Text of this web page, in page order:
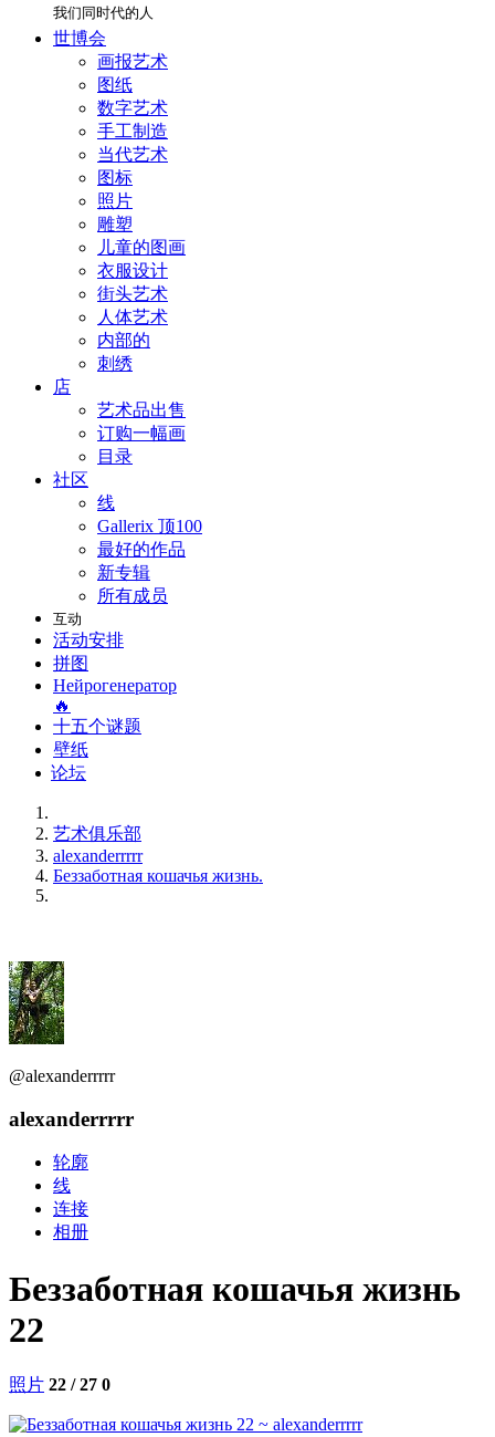
我们同时代的人
世博会
画报艺术
图纸
数字艺术
手工制造
当代艺术
图标
照片
雕塑
儿童的图画
衣服设计
街头艺术
人体艺术
内部的
刺绣
店
艺术品出售
订购一幅画
目录
社区
线
Gallerix 顶100
最好的作品
新专辑
所有成员
互动
活动安排
拼图
Нейрогенератор
🔥
十五个谜题
壁纸
论坛
艺术俱乐部
alexanderrrrr
Беззаботная кошачья жизнь.
@alexanderrrrr
alexanderrrrr
轮廓
线
连接
相册
Беззаботная кошачья жизнь
22
照片 22 / 27 0